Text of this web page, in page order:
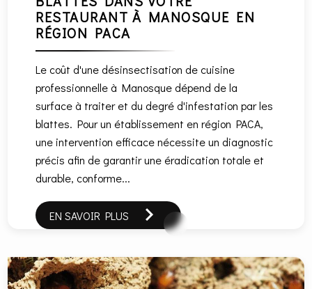
RESTAURANT À MANOSQUE EN
RÉGION PACA
Le coût d'une désinsectisation de cuisine
professionnelle à Manosque dépend de la
surface à traiter et du degré d'infestation par les
blattes. Pour un établissement en région PACA,
une intervention efficace nécessite un diagnostic
précis afin de garantir une éradication totale et
durable, conforme...
EN SAVOIR PLUS